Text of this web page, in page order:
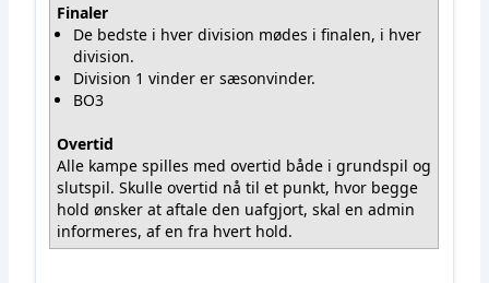
Finaler
De bedste i hver division mødes i finalen, i hver
division.
Division 1 vinder er sæsonvinder.
BO3
Overtid
Alle kampe spilles med overtid både i grundspil og
slutspil. Skulle overtid nå til et punkt, hvor begge
hold ønsker at aftale den uafgjort, skal en admin
informeres, af en fra hvert hold.